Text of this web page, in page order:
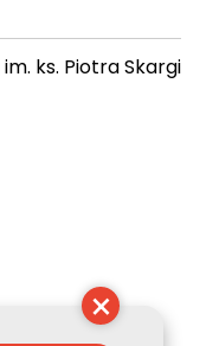
ks. Piotra Skargi
×